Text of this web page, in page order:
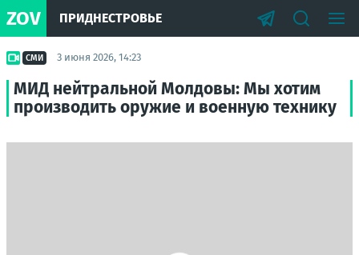
ZOV ПРИДНЕСТРОВЬЕ
СМИ 3 июня 2026, 14:23
МИД нейтральной Молдовы: Мы хотим
производить оружие и военную технику